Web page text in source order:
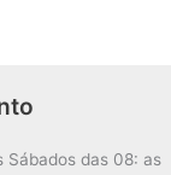
Sábados das 08: as